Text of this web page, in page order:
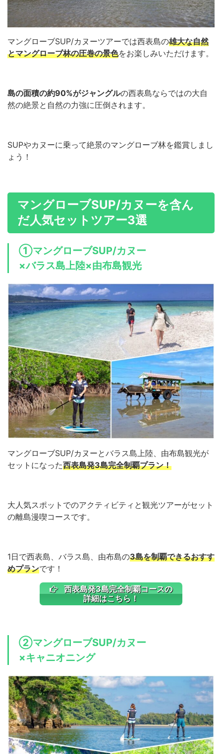
マングローブSUP/カヌーツアーでは西表島の雄大な自然
とマングローブ林の圧巻の景色をお楽しみいただけます。
島の面積の約90%がジャングルの西表島ならではの大自
然の絶景と自然の力強に圧倒されます。
SUPやカヌーに乗って絶景のマングローブ林を鑑賞しまし
ょう！
マングローブSUP/カヌーを含ん
だ人気セットツアー3選
①マングローブSUP/カヌー
×バラス島上陸×由布島観光
マングローブSUP/カヌーとバラス島上陸、由布島観光が
セットになった西表島発3島完全制覇プラン！
大人気スポットでのアクティビティと観光ツアーがセット
の離島漫喫コースです。
1日で西表島、バラス島、由布島の3島を制覇できるおすす
めプランです！
西表島発3島完全制覇コースの
詳細はこちら！
②マングローブSUP/カヌー
×キャニオニング